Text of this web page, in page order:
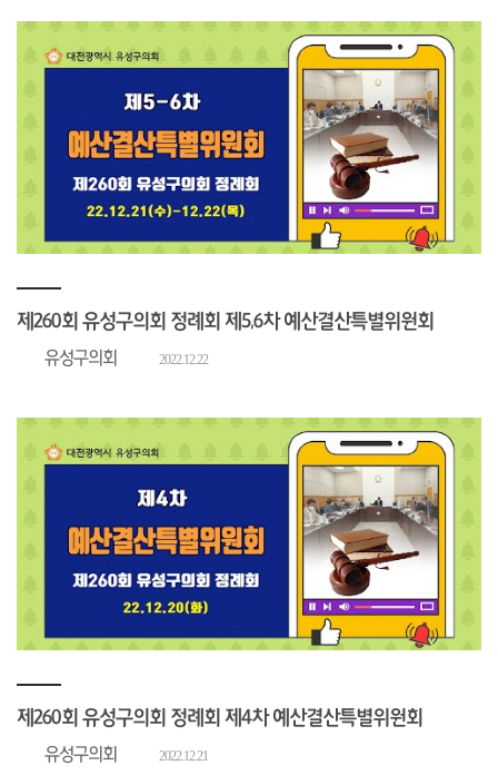
제260회 유성구의회 정례회 제5,6차 예산결산특별위원회
유성구의회 2022.12.22
제260회 유성구의회 정례회 제4차 예산결산특별위원회
유성구의회 2022.12.21